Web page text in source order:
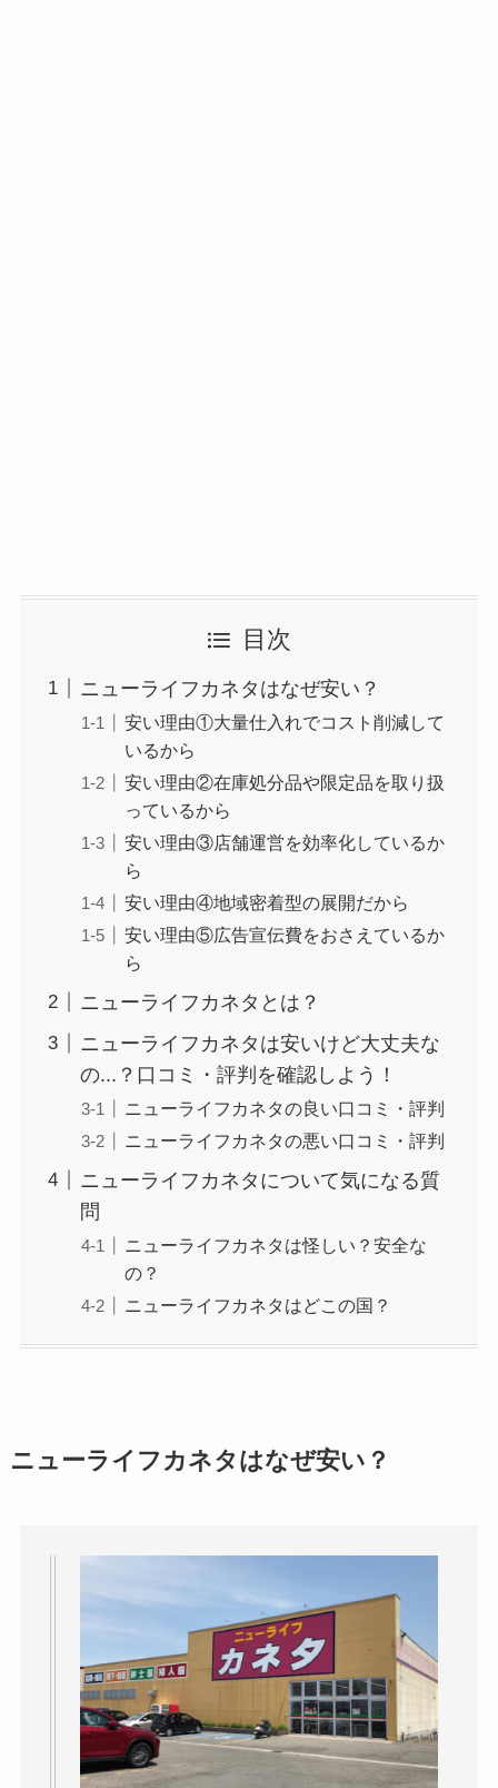
目次
ニューライフカネタはなぜ安い？
安い理由①大量仕入れでコスト削減して
いるから
安い理由②在庫処分品や限定品を取り扱
っているから
安い理由③店舗運営を効率化しているか
ら
安い理由④地域密着型の展開だから
安い理由⑤広告宣伝費をおさえているか
ら
ニューライフカネタとは？
ニューライフカネタは安いけど大丈夫な
の...？口コミ・評判を確認しよう！
ニューライフカネタの良い口コミ・評判
ニューライフカネタの悪い口コミ・評判
ニューライフカネタについて気になる質
問
ニューライフカネタは怪しい？安全な
の？
ニューライフカネタはどこの国？
ニューライフカネタはなぜ安い？